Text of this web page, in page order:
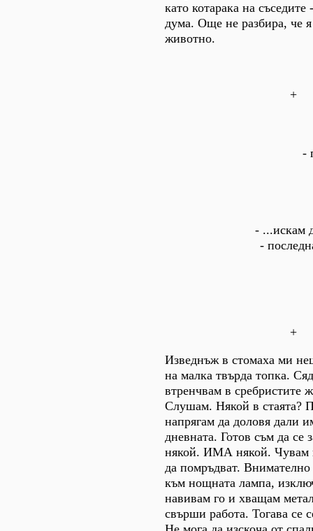
като котарака на съседите
дума. Още не разбира, че
животно.
+
-
- ...искам
-
+
Изведнъж в стомаха ми
на малка твърда топка.
втренчвам в сребристите
Слушам. Някой в стаята?
напрягам да доловя дали
дневната. Готов съм да се
някой. ИМА някой. Чувам
да помръдват.
към нощната лампа,
навивам го и хващам
свърши работа. Тогава се